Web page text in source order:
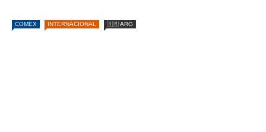
COMEX INTERNACIONAL 🇦🇷 ARG